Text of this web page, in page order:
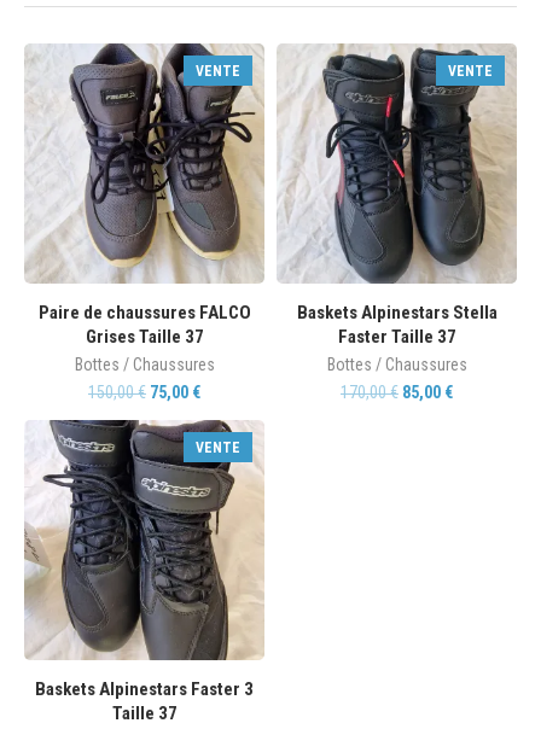
VENTE
Paire de chaussures FALCO
Grises Taille 37
Bottes / Chaussures
150,00€ 75,00 €
VENTE
Baskets Alpinestars Stella
Faster Taille 37
Bottes / Chaussures
170,00€ 85,00 €
VENTE
Baskets Alpinestars Faster 3
Taille 37